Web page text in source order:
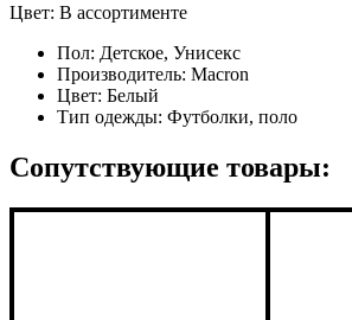
Цвет: В ассортименте
Пол: Детское, Унисекс
Производитель: Macron
Цвет: Белый
Тип одежды: Футболки, поло
Сопутствующие товары: